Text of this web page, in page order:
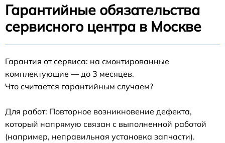
Гарантийные обязательства
сервисного центра в Москве
Гарантия от сервиса: на смонтированные
комплектующие — до 3 месяцев.
Что считается гарантийным случаем?
Для работ: Повторное возникновение дефекта,
который напрямую связан с выполненной работой
(например, неправильная установка запчасти).